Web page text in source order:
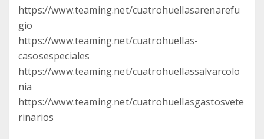
https://www.teaming.net/cuatrohuellasarenarefu
gio
https://www.teaming.net/cuatrohuellas-
casosespeciales
https://www.teaming.net/cuatrohuellassalvarcolo
nia
https://www.teaming.net/cuatrohuellasgastosvete
rinarios